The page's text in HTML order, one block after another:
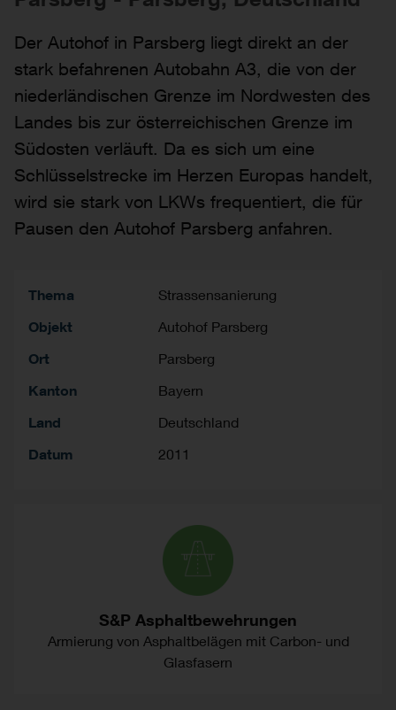
Der Autohof in Parsberg liegt direkt an der
stark befahrenen Autobahn A3, die von der
niederländischen Grenze im Nordwesten des
Landes bis zur österreichischen Grenze im
Südosten verläuft. Da es sich um eine
Schlüsselstrecke im Herzen Europas handelt,
wird sie stark von LKWs frequentiert, die für
Pausen den Autohof Parsberg anfahren.
Thema
Strassensanierung
Objekt
Autohof Parsberg
Ort
Parsberg
Kanton
Bayern
Land
Deutschland
Datum
2011
S&P Asphaltbewehrungen
Armierung von Asphaltbelägen mit Carbon- und
Glasfasern